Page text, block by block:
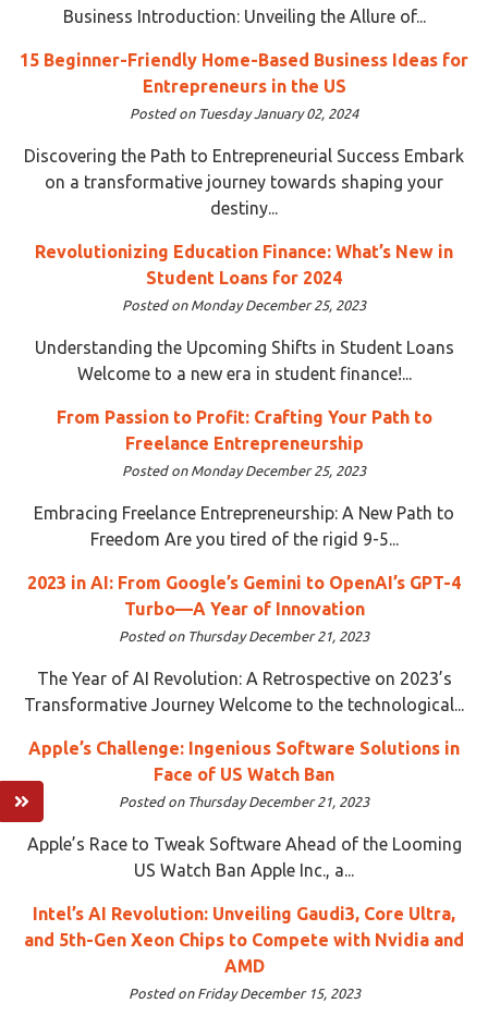
Business Introduction: Unveiling the Allure of...
15 Beginner-Friendly Home-Based Business Ideas for
Entrepreneurs in the US
Posted on Tuesday January 02, 2024
Discovering the Path to Entrepreneurial Success Embark
on a transformative journey towards shaping your
destiny...
Revolutionizing Education Finance: What’s New in
Student Loans for 2024
Posted on Monday December 25, 2023
Understanding the Upcoming Shifts in Student Loans
Welcome to a new era in student finance!...
From Passion to Profit: Crafting Your Path to
Freelance Entrepreneurship
Posted on Monday December 25, 2023
Embracing Freelance Entrepreneurship: A New Path to
Freedom Are you tired of the rigid 9-5...
2023 in AI: From Google’s Gemini to OpenAI’s GPT-4
Turbo—A Year of Innovation
Posted on Thursday December 21, 2023
The Year of AI Revolution: A Retrospective on 2023’s
Transformative Journey Welcome to the technological...
Apple’s Challenge: Ingenious Software Solutions in
Face of US Watch Ban
Posted on Thursday December 21, 2023
Apple’s Race to Tweak Software Ahead of the Looming
US Watch Ban Apple Inc., a...
Intel’s AI Revolution: Unveiling Gaudi3, Core Ultra,
and 5th-Gen Xeon Chips to Compete with Nvidia and
AMD
Posted on Friday December 15, 2023